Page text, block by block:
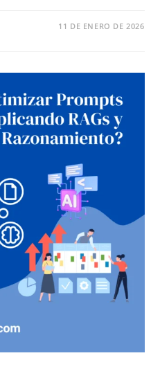
11 DE ENERO DE 2026